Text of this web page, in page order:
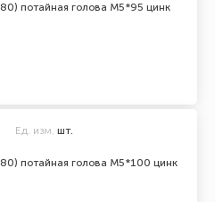
потайная голова М5*95 цинк
потайная голова М5*100 цинк
Ед. изм. шт.